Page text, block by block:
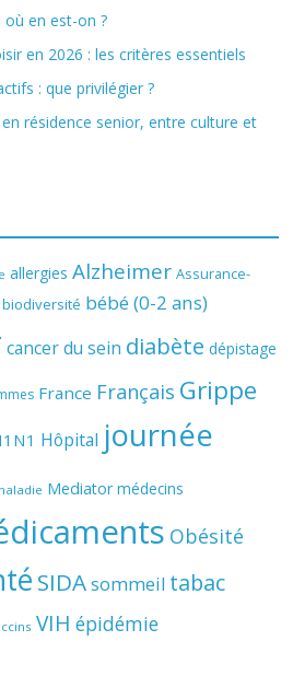
où en est-on ?
en 2026 : les critères essentiels
: que privilégier ?
résidence senior, entre culture et
allergies Alzheimer Assurance-
biodiversité bébé (0-2 ans)
cancer du sein diabète dépistage
France Français Grippe
Hôpital journée
Mediator médecins
Obésité
SIDAsommeil tabac
VIH épidémie